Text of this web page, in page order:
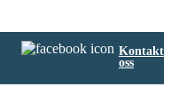
Kontakt
oss